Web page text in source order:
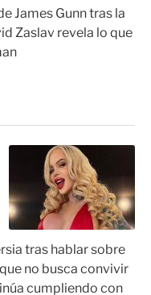
James Gunn tras la
Zaslav revela lo que
tras hablar sobre
no busca convivir
cumpliendo con